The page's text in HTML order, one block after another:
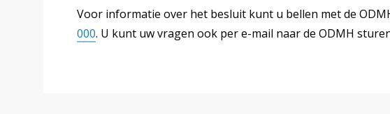
Voor informatie over het besluit kunt u bellen met de
000. U kunt uw vragen ook per e-mail naar de ODMH